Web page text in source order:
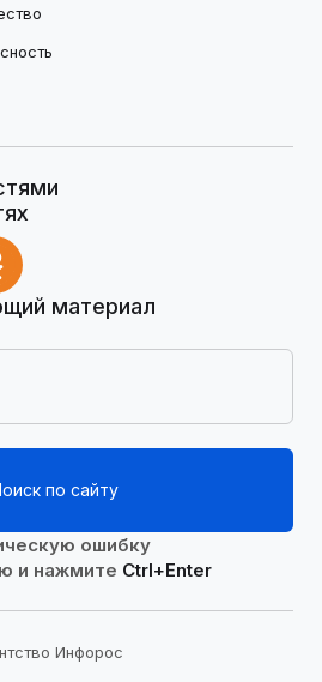
материал
по сайту
ошибку
и нажмите Ctrl+Enter
Инфорос